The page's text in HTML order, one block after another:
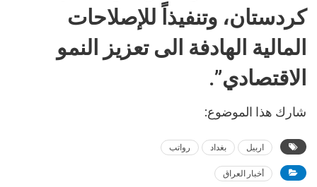
كردستان، وتنفيذاً للإصلاحات
المالية الهادفة الى تعزيز النمو
الاقتصادي”.
شارك هذا الموضوع:
اربيل بغداد رواتب
أخبار العراق